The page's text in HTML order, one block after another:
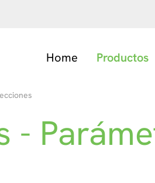
Home Productos
-